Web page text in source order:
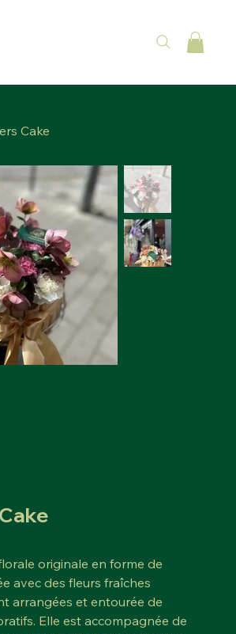
Cake
originale en forme de
avec des fleurs fraîches
arrangées et entourée de
Elle est accompagnée de